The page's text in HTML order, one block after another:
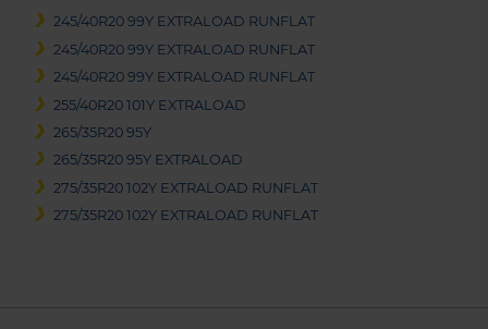
245/40R20 99Y EXTRALOAD RUNFLAT
245/40R20 99Y EXTRALOAD RUNFLAT
245/40R20 99Y EXTRALOAD RUNFLAT
255/40R20 101Y EXTRALOAD
265/35R20 95Y
265/35R20 95Y EXTRALOAD
275/35R20 102Y EXTRALOAD RUNFLAT
275/35R20 102Y EXTRALOAD RUNFLAT